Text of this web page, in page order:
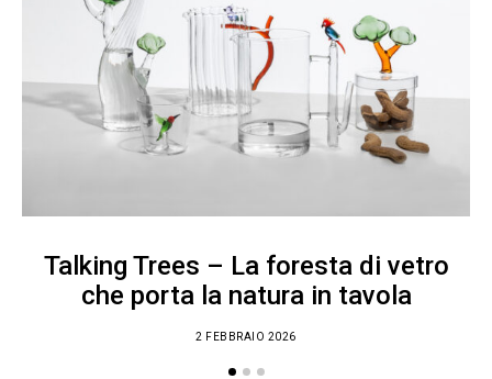
Talking Trees – La foresta di vetro
che porta la natura in tavola
2 FEBBRAIO 2026